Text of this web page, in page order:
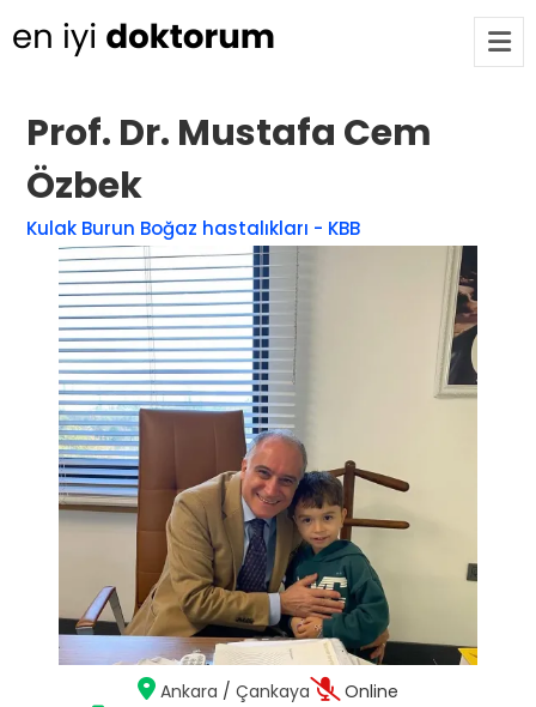
Adana / Seyhan
Doç. Dr. Songül Alemdaroğlu
Adana / Seyhan
Tüm Doktorlar
Tüm doktorları göster
Prof. Dr. Mustafa Cem
Özbek
Kulak Burun Boğaz hastalıkları - KBB
Ankara / Çankaya
Online